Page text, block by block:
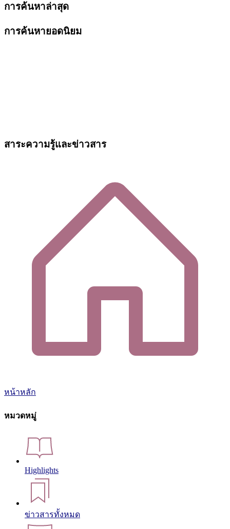
การค้นหาล่าสุด
การค้นหายอดนิยม
สาระความรู้และข่าวสาร
หน้าหลัก
หมวดหมู่
Highlights
ข่าวสารทั้งหมด